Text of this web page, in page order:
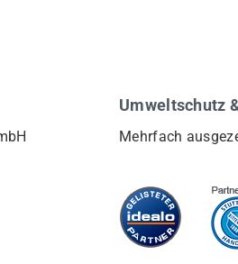
Umweltschutz
Mehrfach